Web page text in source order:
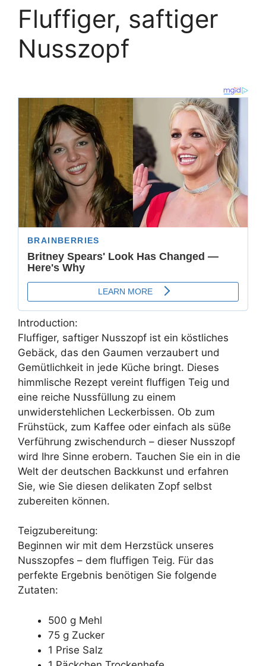
Fluffiger, saftiger
Nusszopf
Introduction:
Fluffiger, saftiger Nusszopf ist ein köstliches
Gebäck, das den Gaumen verzaubert und
Gemütlichkeit in jede Küche bringt. Dieses
himmlische Rezept vereint fluffigen Teig und
eine reiche Nussfüllung zu einem
unwiderstehlichen Leckerbissen. Ob zum
Frühstück, zum Kaffee oder einfach als süße
Verführung zwischendurch – dieser Nusszopf
wird Ihre Sinne erobern. Tauchen Sie ein in die
Welt der deutschen Backkunst und erfahren
Sie, wie Sie diesen delikaten Zopf selbst
zubereiten können.
Teigzubereitung:
Beginnen wir mit dem Herzstück unseres
Nusszopfes – dem fluffigen Teig. Für das
perfekte Ergebnis benötigen Sie folgende
Zutaten:
500 g Mehl
75 g Zucker
1 Prise Salz